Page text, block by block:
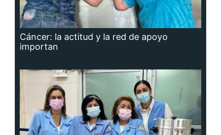
Cáncer: la actitud y la red de apoyo
importan